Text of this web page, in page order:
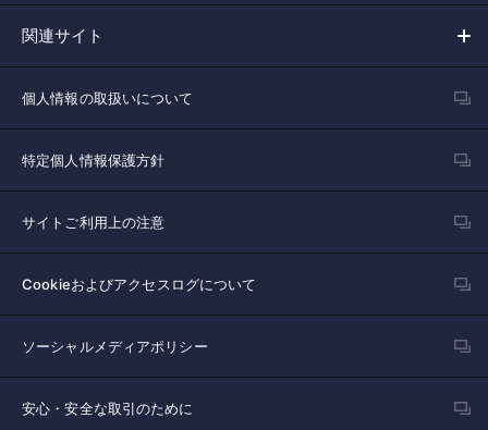
関連サイト
個人情報の取扱いについて
特定個人情報保護方針
サイトご利用上の注意
Cookieおよびアクセスログについて
ソーシャルメディアポリシー
安心・安全な取引のために